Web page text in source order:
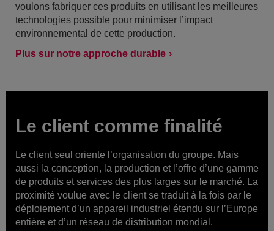
voulons fabriquer ces produits en utilisant les meilleures
technologies possible pour minimiser l’impact
environnemental de cette production.
Plus sur notre approche durable
Le client comme finalité
Le client seul oriente l’organisation du groupe. Mais
aussi la conception, la production et l’offre d’une gamme
de produits et services des plus larges sur le marché. La
proximité voulue avec le client se traduit à la fois par le
déploiement d’un appareil industriel étendu sur l’Europe
entière et d’un réseau de distribution mondial.